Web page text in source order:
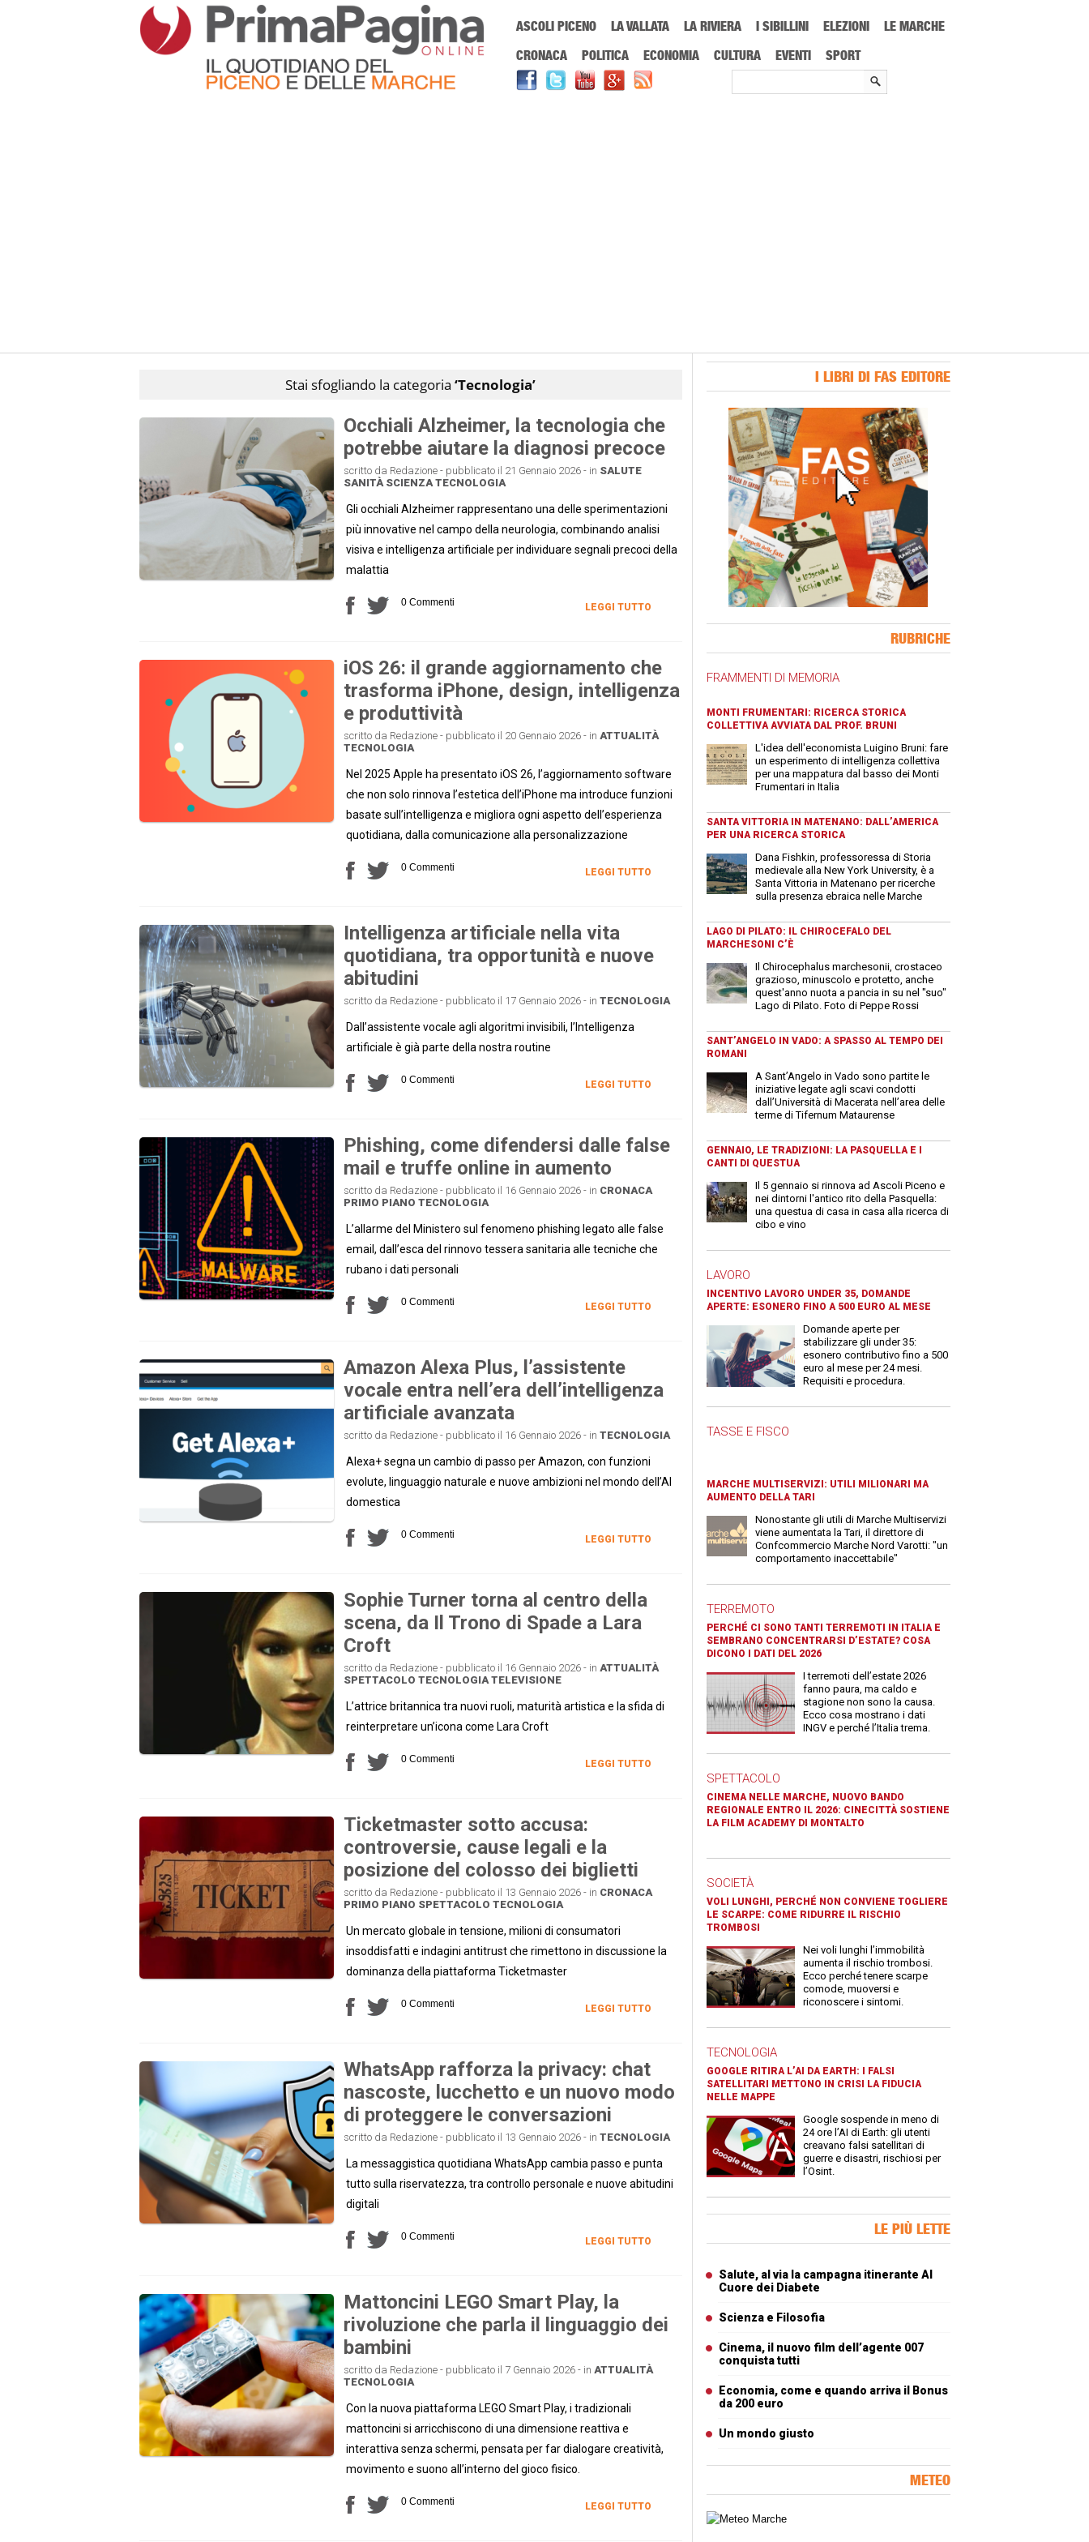
ASCOLI PICENO LA VALLATA LA RIVIERA I SIBILLINI ELEZIONI
LE MARCHE
CRONACA
POLITICA ECONOMIA CULTURA EVENTI SPORT
Stai sfogliando la categoria ‘Tecnologia’
Occhiali Alzheimer, la tecnologia che
potrebbe aiutare la diagnosi precoce
scritto da Redazione - pubblicato il 21 Gennaio 2026 - in SALUTE
SANITÀ SCIENZA TECNOLOGIA
Gli occhiali Alzheimer rappresentano una delle sperimentazioni
più innovative nel campo della neurologia, combinando analisi
visiva e intelligenza artificiale per individuare segnali precoci della
malattia
0 Commenti LEGGI TUTTO
iOS 26: il grande aggiornamento che
trasforma iPhone, design, intelligenza
e produttività
scritto da Redazione - pubblicato il 20 Gennaio 2026 - in ATTUALITÀ
TECNOLOGIA
Nel 2025 Apple ha presentato iOS 26, l’aggiornamento software
che non solo rinnova l’estetica dell’iPhone ma introduce funzioni
basate sull’intelligenza e migliora ogni aspetto dell’esperienza
quotidiana, dalla comunicazione alla personalizzazione
0 Commenti LEGGI TUTTO
Intelligenza artificiale nella vita
quotidiana, tra opportunità e nuove
abitudini
scritto da Redazione - pubblicato il 17 Gennaio 2026 - in TECNOLOGIA
Dall’assistente vocale agli algoritmi invisibili, l’Intelligenza
artificiale è già parte della nostra routine
0 Commenti LEGGI TUTTO
Phishing, come difendersi dalle false
mail e truffe online in aumento
scritto da Redazione - pubblicato il 16 Gennaio 2026 - in CRONACA
PRIMO PIANO TECNOLOGIA
L’allarme del Ministero sul fenomeno phishing legato alle false
email, dall’esca del rinnovo tessera sanitaria alle tecniche che
rubano i dati personali
0 Commenti LEGGI TUTTO
Amazon Alexa Plus, l’assistente
vocale entra nell’era dell’intelligenza
artificiale avanzata
scritto da Redazione - pubblicato il 16 Gennaio 2026 - in TECNOLOGIA
Alexa+ segna un cambio di passo per Amazon, con funzioni
evolute, linguaggio naturale e nuove ambizioni nel mondo dell’AI
domestica
0 Commenti LEGGI TUTTO
Sophie Turner torna al centro della
scena, da Il Trono di Spade a Lara
Croft
scritto da Redazione - pubblicato il 16 Gennaio 2026 - in ATTUALITÀ
SPETTACOLO TECNOLOGIA TELEVISIONE
L’attrice britannica tra nuovi ruoli, maturità artistica e la sfida di
reinterpretare un’icona come Lara Croft
0 Commenti LEGGI TUTTO
Ticketmaster sotto accusa:
controversie, cause legali e la
posizione del colosso dei biglietti
scritto da Redazione - pubblicato il 13 Gennaio 2026 - in CRONACA
PRIMO PIANO SPETTACOLO TECNOLOGIA
Un mercato globale in tensione, milioni di consumatori
insoddisfatti e indagini antitrust che rimettono in discussione la
dominanza della piattaforma Ticketmaster
0 Commenti LEGGI TUTTO
WhatsApp rafforza la privacy: chat
nascoste, lucchetto e un nuovo modo
di proteggere le conversazioni
scritto da Redazione - pubblicato il 13 Gennaio 2026 - in TECNOLOGIA
La messaggistica quotidiana WhatsApp cambia passo e punta
tutto sulla riservatezza, tra controllo personale e nuove abitudini
digitali
0 Commenti LEGGI TUTTO
Mattoncini LEGO Smart Play, la
rivoluzione che parla il linguaggio dei
bambini
scritto da Redazione - pubblicato il 7 Gennaio 2026 - in ATTUALITÀ
TECNOLOGIA
Con la nuova piattaforma LEGO Smart Play, i tradizionali
mattoncini si arricchiscono di una dimensione reattiva e
interattiva senza schermi, pensata per far dialogare creatività,
movimento e suono all’interno del gioco fisico.
0 Commenti LEGGI TUTTO
I LIBRI DI FAS EDITORE
RUBRICHE
FRAMMENTI DI MEMORIA
MONTI FRUMENTARI: RICERCA STORICA
COLLETTIVA AVVIATA DAL PROF. BRUNI
L'idea dell'economista Luigino Bruni: fare
un esperimento di intelligenza collettiva
per una mappatura dal basso dei Monti
Frumentari in Italia
SANTA VITTORIA IN MATENANO: DALL’AMERICA
PER UNA RICERCA STORICA
Dana Fishkin, professoressa di Storia
medievale alla New York University, è a
Santa Vittoria in Matenano per ricerche
sulla presenza ebraica nelle Marche
LAGO DI PILATO: IL CHIROCEFALO DEL
MARCHESONI C’È
Il Chirocephalus marchesonii, crostaceo
grazioso, minuscolo e protetto, anche
quest'anno nuota a pancia in su nel "suo"
Lago di Pilato. Foto di Peppe Rossi
SANT’ANGELO IN VADO: A SPASSO AL TEMPO DEI
ROMANI
A Sant’Angelo in Vado sono partite le
iniziative legate agli scavi condotti
dall’Università di Macerata nell’area delle
terme di Tifernum Mataurense
GENNAIO, LE TRADIZIONI: LA PASQUELLA E I
CANTI DI QUESTUA
Il 5 gennaio si rinnova ad Ascoli Piceno e
nei dintorni l'antico rito della Pasquella:
una questua di casa in casa alla ricerca di
cibo e vino
LAVORO
INCENTIVO LAVORO UNDER 35, DOMANDE
APERTE: ESONERO FINO A 500 EURO AL MESE
Domande aperte per
stabilizzare gli under 35:
esonero contributivo fino a 500
euro al mese per 24 mesi.
Requisiti e procedura.
TASSE E FISCO
MARCHE MULTISERVIZI: UTILI MILIONARI MA
AUMENTO DELLA TARI
Nonostante gli utili di Marche Multiservizi
viene aumentata la Tari, il direttore di
Confcommercio Marche Nord Varotti: "un
comportamento inaccettabile"
TERREMOTO
PERCHÉ CI SONO TANTI TERREMOTI IN ITALIA E
SEMBRANO CONCENTRARSI D’ESTATE? COSA
DICONO I DATI DEL 2026
I terremoti dell’estate 2026
fanno paura, ma caldo e
stagione non sono la causa.
Ecco cosa mostrano i dati
INGV e perché l’Italia trema.
SPETTACOLO
CINEMA NELLE MARCHE, NUOVO BANDO
REGIONALE ENTRO IL 2026: CINECITTÀ SOSTIENE
LA FILM ACADEMY DI MONTALTO
SOCIETÀ
VOLI LUNGHI, PERCHÉ NON CONVIENE TOGLIERE
LE SCARPE: COME RIDURRE IL RISCHIO
TROMBOSI
Nei voli lunghi l’immobilità
aumenta il rischio trombosi.
Ecco perché tenere scarpe
comode, muoversi e
riconoscere i sintomi.
TECNOLOGIA
GOOGLE RITIRA L’AI DA EARTH: I FALSI
SATELLITARI METTONO IN CRISI LA FIDUCIA
NELLE MAPPE
Google sospende in meno di
24 ore l’AI di Earth: gli utenti
creavano falsi satellitari di
guerre e disastri, rischiosi per
l’Osint.
LE PIÙ LETTE
Salute, al via la campagna itinerante Al
Cuore dei Diabete
Scienza e Filosofia
Cinema, il nuovo film dell’agente 007
conquista tutti
Economia, come e quando arriva il Bonus
da 200 euro
Un mondo giusto
METEO
Carta meteorologica delle Marche